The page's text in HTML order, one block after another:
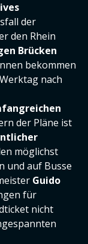
der
den Rhein
Brücken
bekommen
nach
der Pläne ist
möglichst
und auf Busse
Guido
für
nicht